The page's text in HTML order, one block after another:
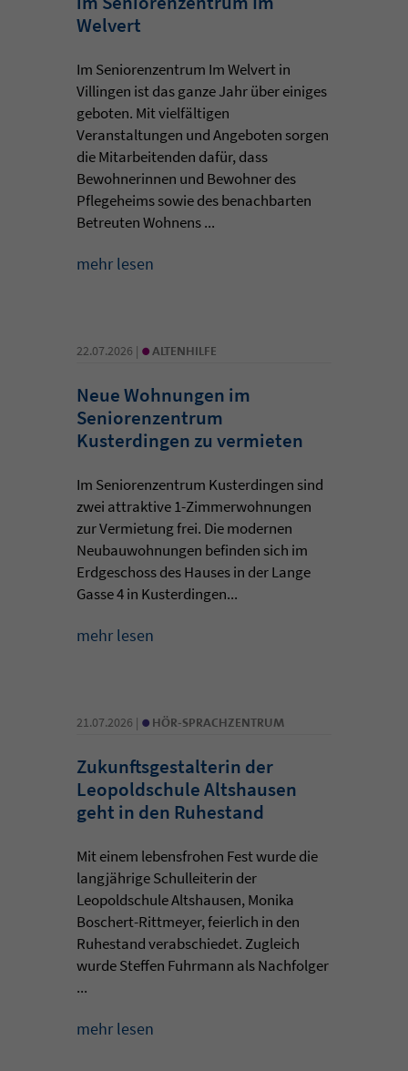
Welvert
Im Seniorenzentrum Im Welvert in
Villingen ist das ganze Jahr über einiges
geboten. Mit vielfältigen
Veranstaltungen und Angeboten sorgen
die Mitarbeitenden dafür, dass
Bewohnerinnen und Bewohner des
Pflegeheims sowie des benachbarten
Betreuten Wohnens ...
mehr lesen
22.07.2026 | • ALTENHILFE
Neue Wohnungen im
Seniorenzentrum
Kusterdingen zu vermieten
Im Seniorenzentrum Kusterdingen sind
zwei attraktive 1-Zimmerwohnungen
zur Vermietung frei. Die modernen
Neubauwohnungen befinden sich im
Erdgeschoss des Hauses in der Lange
Gasse 4 in Kusterdingen...
mehr lesen
21.07.2026 | • HÖR-SPRACHZENTRUM
Zukunftsgestalterin der
Leopoldschule Altshausen
geht in den Ruhestand
Mit einem lebensfrohen Fest wurde die
langjährige Schulleiterin der
Leopoldschule Altshausen, Monika
Boschert-Rittmeyer, feierlich in den
Ruhestand verabschiedet. Zugleich
wurde Steffen Fuhrmann als Nachfolger
...
mehr lesen